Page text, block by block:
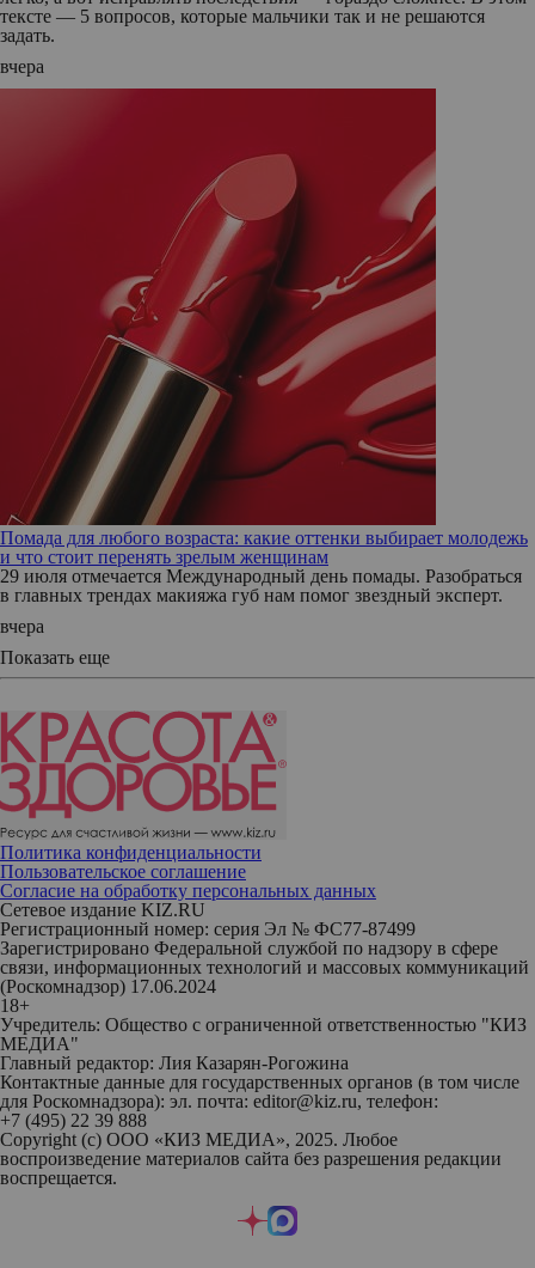
тексте — 5 вопросов, которые мальчики так и не решаются
задать.
вчера
Помада для любого возраста: какие оттенки выбирает молодежь
и что стоит перенять зрелым женщинам
29 июля отмечается Международный день помады. Разобраться
в главных трендах макияжа губ нам помог звездный эксперт.
вчера
Показать еще
Политика конфиденциальности
Пользовательское соглашение
Согласие на обработку персональных данных
Сетевое издание KIZ.RU
Регистрационный номер: серия Эл № ФС77-87499
Зарегистрировано Федеральной службой по надзору в сфере
связи, информационных технологий и массовых коммуникаций
(Роскомнадзор) 17.06.2024
18+
Учредитель: Общество с ограниченной ответственностью "КИЗ
МЕДИА"
Главный редактор: Лия Казарян-Рогожина
Контактные данные для государственных органов (в том числе
для Роскомнадзора): эл. почта: editor@kiz.ru, телефон:
+7 (495) 22 39 888
Copyright (с) ООО «КИЗ МЕДИА», 2025. Любое
воспроизведение материалов сайта без разрешения редакции
воспрещается.